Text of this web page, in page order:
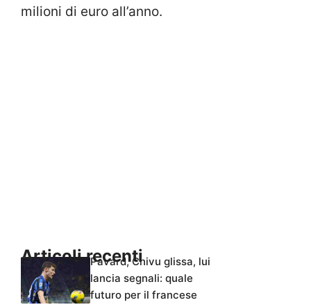
milioni di euro all’anno.
Articoli recentiPavard, Chivu glissa, lui
lancia segnali: quale
futuro per il francese